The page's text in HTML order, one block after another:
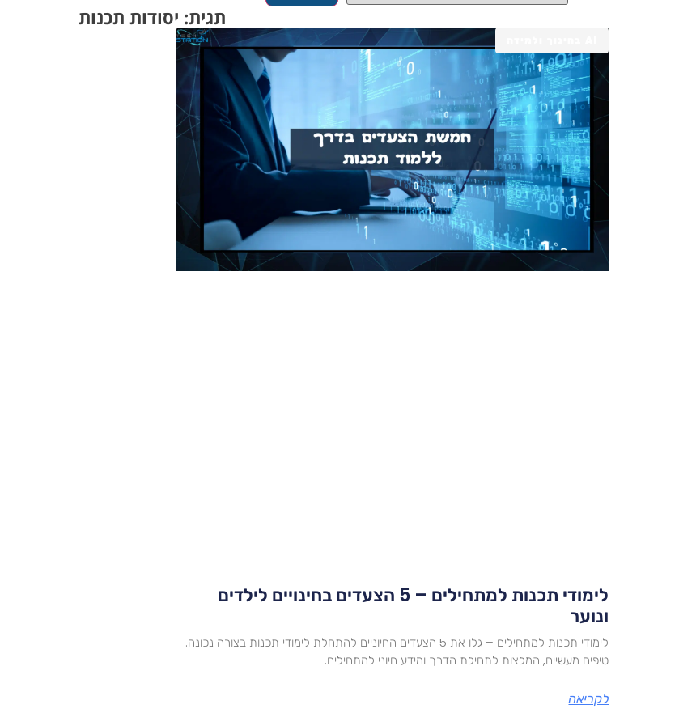
תגית: יסודות תכנות
לימודי תכנות למתחילים – 5 הצעדים בחינויים לילדים
ונוער
לימודי תכנות למתחילים – גלו את 5 הצעדים החיוניים להתחלת לימודי תכנות בצורה נכונה.
טיפים מעשיים, המלצות לתחילת הדרך ומידע חיוני למתחילים.
לקריאה